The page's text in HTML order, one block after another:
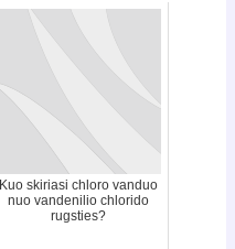
Kuo skiriasi chloro vanduo
nuo vandenilio chlorido
rugsties?